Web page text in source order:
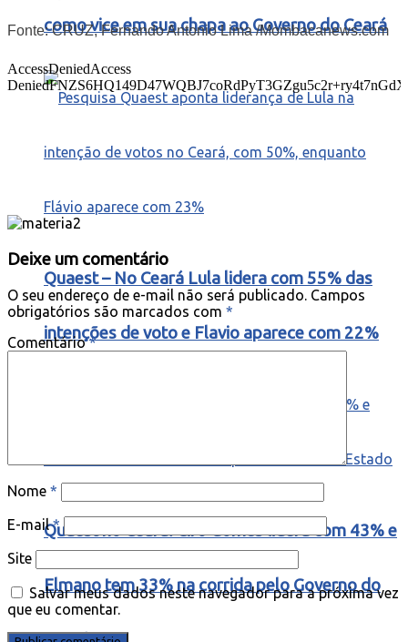
como vice em sua chapa ao Governo do Ceará
Quaest – No Ceará Lula lidera com 55% das
intenções de voto e Flavio aparece com 22%
Quaest no Ceará: Ciro Gomes lidera com 43% e
Elmano tem 33% na corrida pelo Governo do
Fonte: CRUZ, Fernando Antonio Lima /Mombacanews.com
Deixe um comentário
O seu endereço de e-mail não será publicado. Campos
obrigatórios são marcados com *
Comentário*
Nome *
E-mail*
Site
Salvar meus dados neste navegador para a próxima vez
que eu comentar.